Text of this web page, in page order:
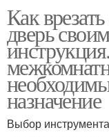
Как
дверь
назначение
Выбор